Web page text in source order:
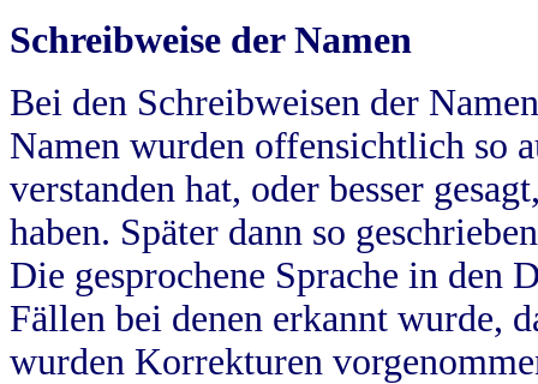
Schreibweise der Namen
Bei den Schreibweisen der
Namen wurden offensichtlich so
verstanden hat, oder besser
haben. Später dann so
Die gesprochene Sprache in
Fällen bei denen erkannt wurde,
wurden Korrekturen